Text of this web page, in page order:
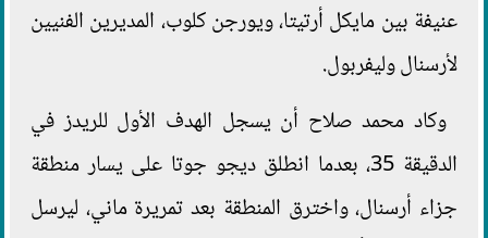
عنيفة بين مايكل أرتيتا، ويورجن كلوب، المديرين الفنيين
لأرسنال وليفربول.
وكاد محمد صلاح أن يسجل الهدف الأول للريدز في
الدقيقة 35، بعدما انطلق ديجو جوتا على يسار منطقة
جزاء أرسنال، واخترق المنطقة بعد تمريرة ماني، ليرسل